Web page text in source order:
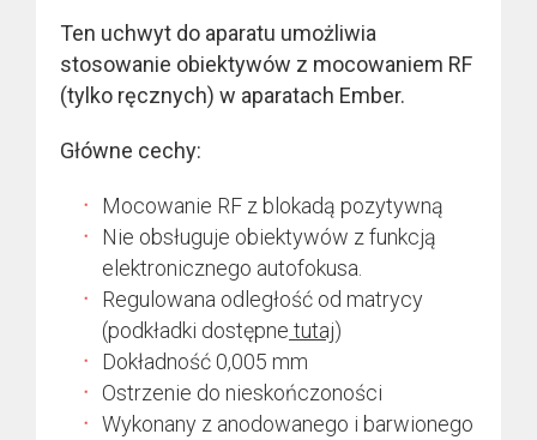
Ten uchwyt do aparatu umożliwia
stosowanie obiektywów z mocowaniem RF
(tylko ręcznych) w aparatach Ember.
Główne cechy:
Mocowanie RF z blokadą pozytywną
Nie obsługuje obiektywów z funkcją
elektronicznego autofokusa.
Regulowana odległość od matrycy
(podkładki dostępne tutaj)
Dokładność 0,005 mm
Ostrzenie do nieskończoności
Wykonany z anodowanego i barwionego